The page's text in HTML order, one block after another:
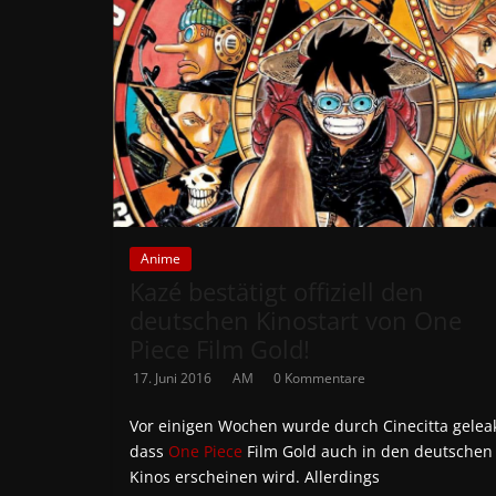
Anime
17. Juni 2016 AM 0 Kommentare
Vor einigen Wochen wurde durch Cinecitta
dass One Piece Film Gold auch in den deutschen
Kinos erscheinen wird. Allerdings